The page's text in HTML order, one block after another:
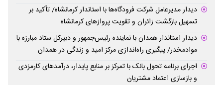
دیدار مدیرعامل شرکت فرودگاه‌ها با استاندار کرمانشاه/ تأکید بر
تسهیل بازگشت زائران و تقویت پروازهای کرمانشاه
دیدار استاندار همدان با نماینده رئیس‌جمهور و دبیرکل ستاد مبارزه با
موادمخدر/ پیگیری راه‌اندازی مرکز امید و زندگی در همدان
اجرای برنامه تحول بانک با تمرکز بر منابع پایدار، درآمدهای کارمزدی
و بازسازی اعتماد مشتریان